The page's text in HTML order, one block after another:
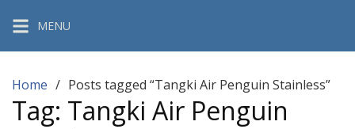
content
MENU
Home Posts tagged “Tangki Air Penguin Stainless”
Tag: Tangki Air Penguin